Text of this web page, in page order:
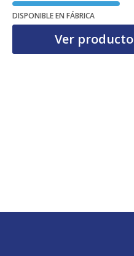
El precio original era: 564,00 €.
El precio actual es: 479,00 €.
DISPONIBLE EN FÁBRICA
Ver producto